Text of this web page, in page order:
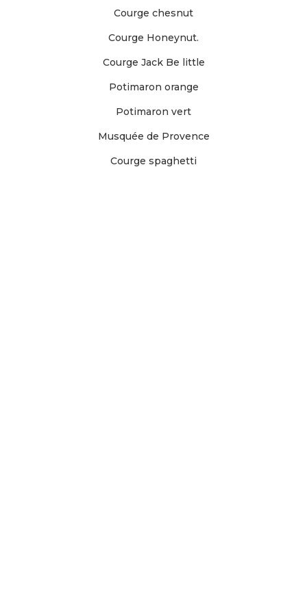
Courge chesnut
Courge Honeynut.
Courge Jack Be little
Potimaron orange
Potimaron vert
Musquée de Provence
Courge spaghetti